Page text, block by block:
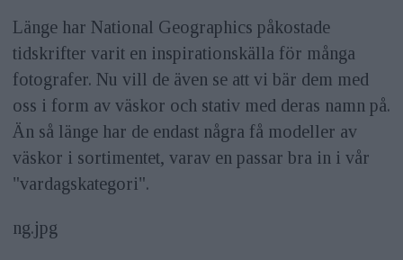
Länge har National Geographics påkostade
tidskrifter varit en inspirationskälla för många
fotografer. Nu vill de även se att vi bär dem med
oss i form av väskor och stativ med deras namn på.
Än så länge har de endast några få modeller av
väskor i sortimentet, varav en passar bra in i vår
"vardagskategori".
ng.jpg